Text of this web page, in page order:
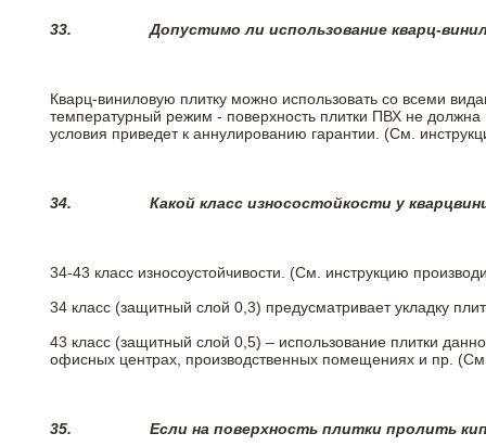
33.Допустимо ли использование кварц-
Кварц-виниловую плитку можно использовать со всеми
температурный режим - поверхность плитки ПВХ не
условия приведет к аннулированию гарантии. (См.
34. Какой класс износостойкости у
34-43 класс износоустойчивости. (См. инструкцию
34 класс (защитный слой 0,3) предусматривает укладку
43 класс (защитный слой 0,5) – использование плитки
офисных центрах, производственных помещениях и пр.
35. Если на поверхность плитки пролить